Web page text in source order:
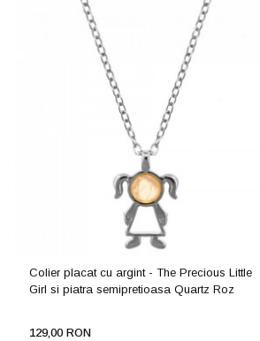
Colier placat cu argint - The Precious Little
Girl si piatra semipretioasa Quartz Roz
129,00 RON